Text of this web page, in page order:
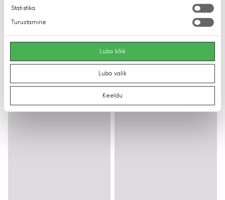
Statistika
Turustamine
Luba kõik
Luba valik
Keeldu